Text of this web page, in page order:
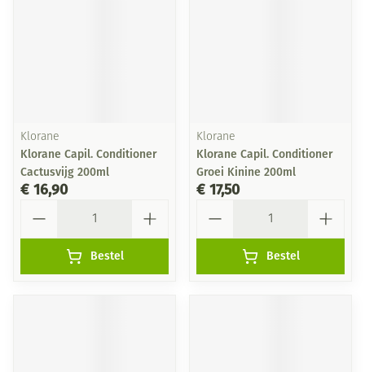
Klorane
Klorane Capil. Conditioner
Cactusvijg 200ml
€ 16,90
Bestel
Klorane
Klorane Capil. Conditioner
Groei Kinine 200ml
€ 17,50
Bestel